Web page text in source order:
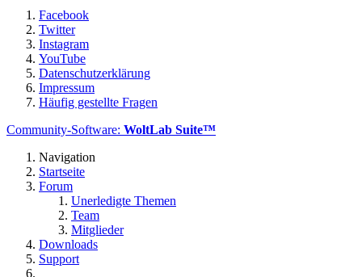
Facebook
Twitter
Instagram
YouTube
Datenschutzerklärung
Impressum
Häufig gestellte Fragen
Community-Software: WoltLab Suite™
Navigation
Startseite
Forum
Unerledigte Themen
Team
Mitglieder
Downloads
Support